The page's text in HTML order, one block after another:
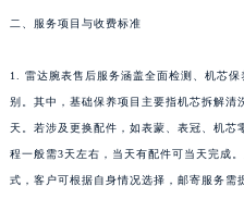
二、服务项目与收费标准
1. 雷达腕表售后服务涵盖全面检测、机芯
别。其中，基础保养项目主要指机芯拆解清
天。若涉及更换配件，如表蒙、表冠、机芯
程一般需3天左右，当天有配件可当天完成
式，客户可根据自身情况选择，邮寄服务需